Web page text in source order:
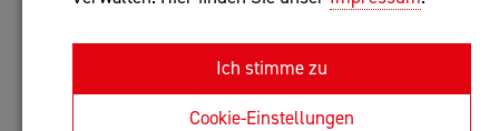
Ich stimme zu
Cookie-Einstellungen
ALENKA STEININGER
Buchhaltung nach BibuG
Anfrage oder Rückruf